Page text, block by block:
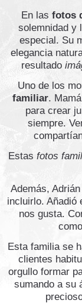
En las fotos
solemnidad y
especial. Su
elegancia
resultado
Uno de los
familiar.
para crear
siempre.
Estas fotos
Además,
incluirlo. Añadió
nos gusta.
Esta familia se
clientes
orgullo formar
sumando a su